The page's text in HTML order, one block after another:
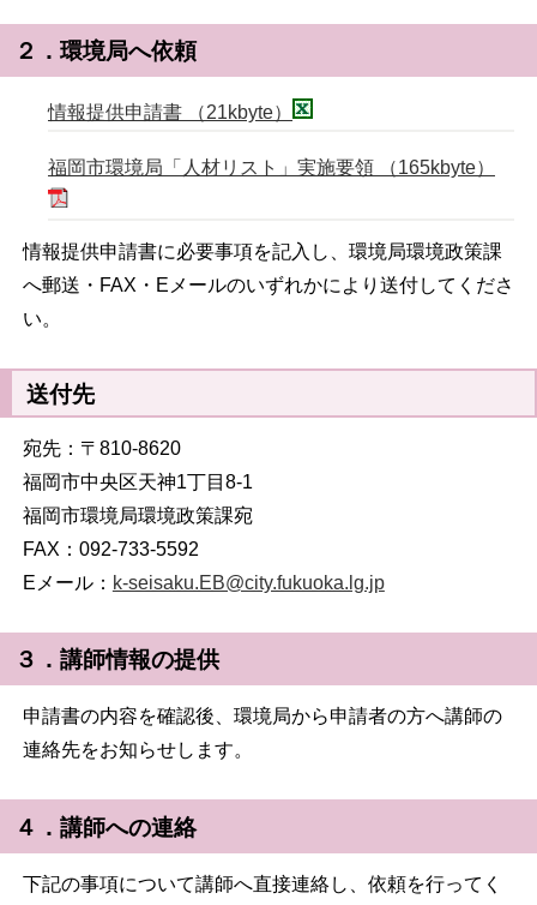
２．環境局へ依頼
情報提供申請書 （21kbyte）
福岡市環境局「人材リスト」実施要領 （165kbyte）
情報提供申請書に必要事項を記入し、環境局環境政策課
へ郵送・FAX・Eメールのいずれかにより送付してくださ
い。
送付先
宛先：〒810-8620
福岡市中央区天神1丁目8-1
福岡市環境局環境政策課宛
FAX：092-733-5592
Eメール： k-seisaku.EB@city.fukuoka.lg.jp
３．講師情報の提供
申請書の内容を確認後、環境局から申請者の方へ講師の
連絡先をお知らせします。
４．講師への連絡
下記の事項について講師へ直接連絡し、依頼を行ってく